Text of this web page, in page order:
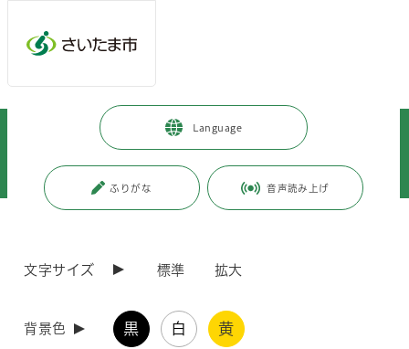
Language
ふりがな 音声読み上げ
文字サイズ 標準 拡大
背景色 黒 白 黄
市政情報 広報・報道 > 記者への情報提供
>
（令和7年10月分及び9月追加分）
（令和7年11月17日発表）事務処理ミス及び事